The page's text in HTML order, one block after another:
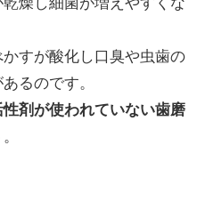
すが酸化し口臭や虫歯の
るのです。
性剤が使われていない歯磨